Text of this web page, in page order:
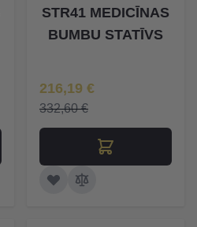
STR41 MEDICĪNAS
BUMBU STATĪVS
Īpaša Cena
216,19 €
332,60 €